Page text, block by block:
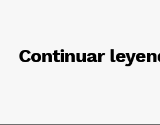
Continuar